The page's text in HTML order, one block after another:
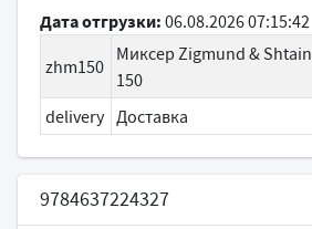
Дата отгрузки: 06.08.2026 07:15:42
zhm150
Миксер Zigmund &
150
delivery Доставка
9784637224327